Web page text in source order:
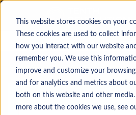
This website stores cookies on your
These cookies are used to collect
how you interact with our website
remember you. We use this
improve and customize your
and for analytics and metrics about
both on this website and other
more about the cookies we use, see
Offres
Votre recherche d’emploi
Mot-clé